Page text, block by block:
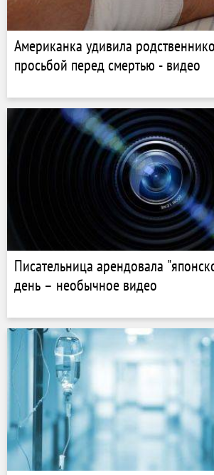
Американка удивила
просьбой перед смертью - видео
Писательница арендовала
день – необычное видео